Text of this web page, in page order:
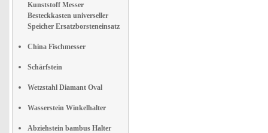
Kunststoff Messer
Besteckkasten universeller
Speicher Ersatzborsteneinsatz
China Fischmesser
Schärfstein
Wetzstahl Diamant Oval
Wasserstein Winkelhalter
Abziehstein bambus Halter